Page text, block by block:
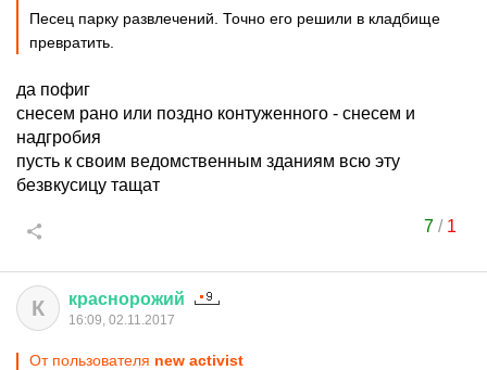
Песец парку развлечений. Точно его решили в кладбище
превратить.
да пофиг
снесем рано или поздно контуженного - снесем и
надгробия
пусть к своим ведомственным зданиям всю эту
безвкусицу тащат
7/ 1
К краснорожий
16:09, 02.11.2017
От пользователя new activist